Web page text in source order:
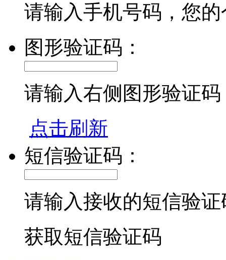
请输入手机号码，您
图形验证码：
请输入右侧图形验证码
点击刷新
短信验证码：
请输入接收的短信验证
获取短信验证码